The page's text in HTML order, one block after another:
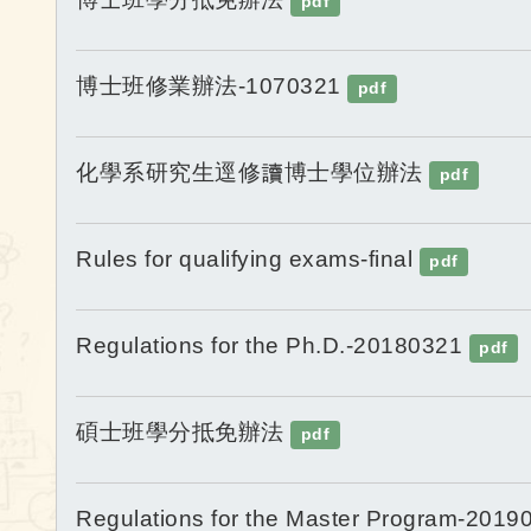
博士班修業辦法-1070321 pdf
化學系研究生逕修讀博士學位辦法 pdf
Rules for qualifying exams-final pdf
Regulations for the Ph.D.-20180321 pdf
碩士班學分抵免辦法 pdf
Regulations for the Master Program-